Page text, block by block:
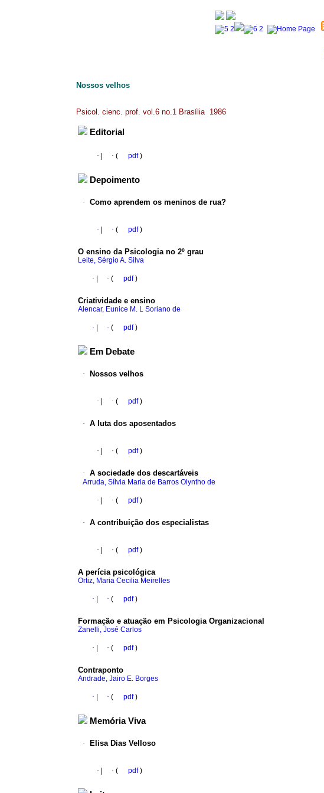
Nossos velhos
Psicol. cienc. prof. vol.6 no.1 Brasília 1986
Editorial
· · ( pdf)
Depoimento
· Como aprendem os meninos de rua?
· · ( pdf)
O ensino da Psicologia no 2º grau
Leite, Sérgio A. Silva
· · ( pdf)
Criatividade e ensino
Alencar, Eunice M. L Soriano de
· · ( pdf)
Em Debate
· Nossos velhos
· · ( pdf)
· A luta dos aposentados
· · ( pdf)
· A sociedade dos descartáveis
Arruda, Sílvia Maria de Barros Olyntho de
· · ( pdf)
· A contribuição dos especialistas
· · ( pdf)
A perícia psicológica
Ortiz, Maria Cecilia Meirelles
· · ( pdf)
Formação e atuação em Psicologia Organizacional
Zanelli, José Carlos
· · ( pdf)
Contraponto
Andrade, Jairo E. Borges
· · ( pdf)
Memória Viva
· Elisa Dias Velloso
· · ( pdf)